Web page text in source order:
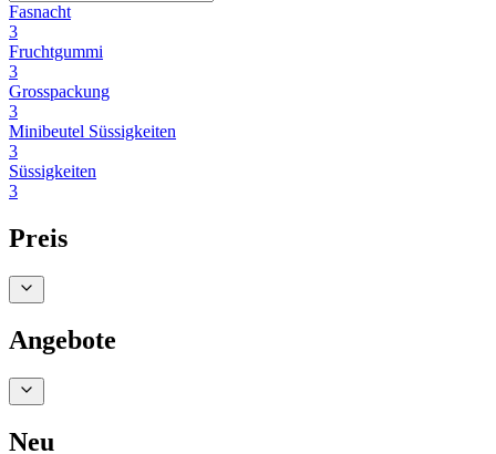
Fasnacht
3
Fruchtgummi
3
Grosspackung
3
Minibeutel Süssigkeiten
3
Süssigkeiten
3
Preis
Angebote
Neu